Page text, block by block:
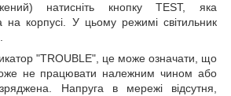
натисніть кнопку TEST, яка
на корпусі. У цьому режимі світильник
"TROUBLE", це може означати, що
не працювати належним чином або
Напруга в мережі відсутня,